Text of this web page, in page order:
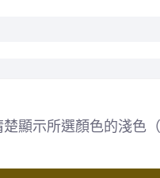
顯示所選顏色的淺色